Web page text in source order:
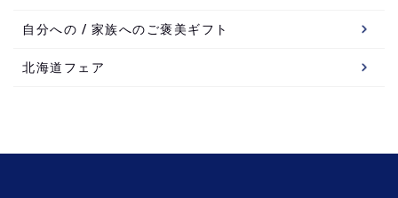
自分への / 家族へのご褒美ギフト
北海道フェア